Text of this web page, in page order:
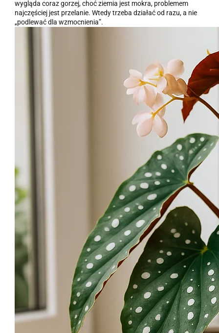
wygląda coraz gorzej, choć ziemia jest mokra, problemem
najczęściej jest przelanie. Wtedy trzeba działać od razu, a nie
„podlewać dla wzmocnienia”.